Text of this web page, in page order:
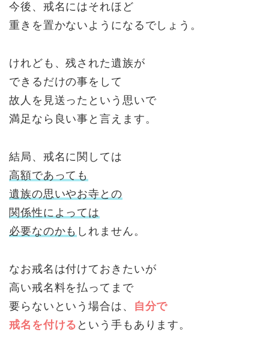
今後、戒名にはそれほど
重きを置かないようになるでしょう。
けれども、残された遺族が
できるだけの事をして
故人を見送ったという思いで
満足なら良い事と言えます。
結局、戒名に関しては
高額であっても
遺族の思いやお寺との
関係性によっては
必要なのかも しれません。
なお戒名は付けておきたいが
高い戒名料を払ってまで
要らないという場合は、
自分で
戒名を付ける という手もあります。